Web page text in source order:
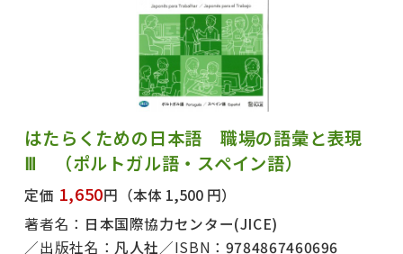
はたらくための日本語 職場の語彙と表現
Ⅲ （ポルトガル語・スペイン語）
定価 1,650円 （本体 1,500 円）
著者名： 日本国際協力センター(JICE)
出版社名： 凡人社 ISBN： 9784867460696